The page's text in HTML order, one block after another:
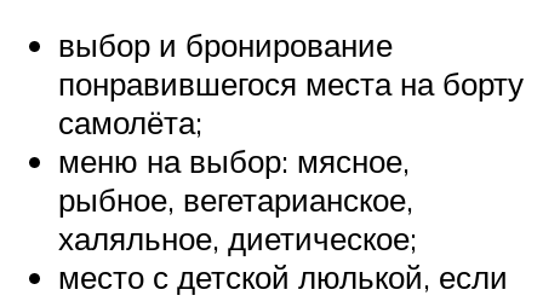
выбор и бронирование
понравившегося места на борту
самолёта;
меню на выбор: мясное,
рыбное, вегетарианское,
халяльное, диетическое;
место с детской люлькой, если